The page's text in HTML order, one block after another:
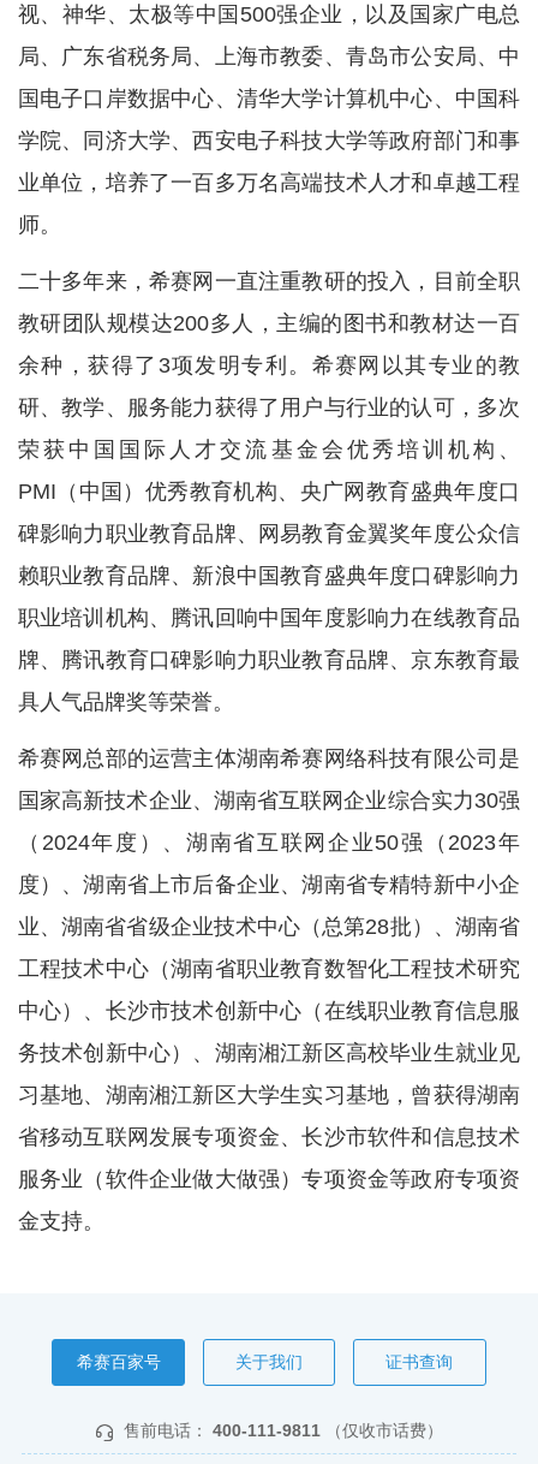
视、神华、太极等中国500强企业，以及国家广电总
局、广东省税务局、上海市教委、青岛市公安局、中
国电子口岸数据中心、清华大学计算机中心、中国科
学院、同济大学、西安电子科技大学等政府部门和事
业单位，培养了一百多万名高端技术人才和卓越工程
师。
二十多年来，希赛网一直注重教研的投入，目前全职
教研团队规模达200多人，主编的图书和教材达一百
余种，获得了3项发明专利。希赛网以其专业的教
研、教学、服务能力获得了用户与行业的认可，多次
荣获中国国际人才交流基金会优秀培训机构、
PMI（中国）优秀教育机构、央广网教育盛典年度口
碑影响力职业教育品牌、网易教育金翼奖年度公众信
赖职业教育品牌、新浪中国教育盛典年度口碑影响力
职业培训机构、腾讯回响中国年度影响力在线教育品
牌、腾讯教育口碑影响力职业教育品牌、京东教育最
具人气品牌奖等荣誉。
希赛网总部的运营主体湖南希赛网络科技有限公司是
国家高新技术企业、湖南省互联网企业综合实力30强
（2024年度）、湖南省互联网企业50强（2023年
度）、湖南省上市后备企业、湖南省专精特新中小企
业、湖南省省级企业技术中心（总第28批）、湖南省
工程技术中心（湖南省职业教育数智化工程技术研究
中心）、长沙市技术创新中心（在线职业教育信息服
务技术创新中心）、湖南湘江新区高校毕业生就业见
习基地、湖南湘江新区大学生实习基地，曾获得湖南
省移动互联网发展专项资金、长沙市软件和信息技术
服务业（软件企业做大做强）专项资金等政府专项资
金支持。
希赛百家号 关于我们 证书查询
售前电话： 400-111-9811 （仅收市话费）